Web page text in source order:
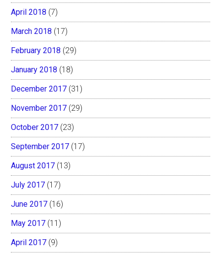
April 2018 (7)
March 2018 (17)
February 2018 (29)
January 2018 (18)
December 2017 (31)
November 2017 (29)
October 2017 (23)
September 2017 (17)
August 2017 (13)
July 2017 (17)
June 2017 (16)
May 2017 (11)
April 2017 (9)